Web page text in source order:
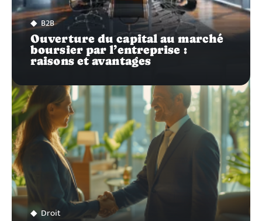
B2B
Ouverture du capital au marché
boursier par l’entreprise :
raisons et avantages
Droit